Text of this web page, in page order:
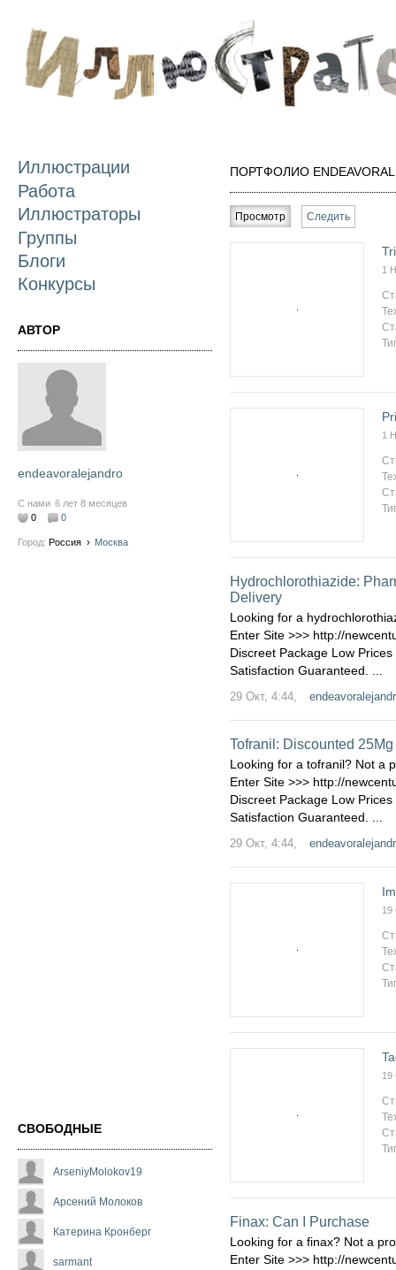
Иллюстрации
Работа
Иллюстраторы
Группы
Блоги
Конкурсы
АВТОР
endeavoralejandro
С нами 6 лет 8 месяцев
0
0
Город: Россия › Москва
СВОБОДНЫЕ
ArseniyMolokov19
Арсений Молоков
Катерина Кронберг
sarmant
ПОРТФОЛИО
Главные вкладки
Просмотр (активная вкладка)
Следить
1
1
Hydrochlorothiazide:
Delivery
Looking for a
Enter Site >>> http://
Discreet Package Low
Satisfaction Guaranteed. ...
29 Окт, 4:44,
Tofranil: Discounted
Looking for a tofranil? Not a
Enter Site >>> http://
Discreet Package Low
Satisfaction Guaranteed. ...
29 Окт, 4:44,
19
19
Finax: Can I Purchase
Looking for a finax? Not a
Enter Site >>> http://